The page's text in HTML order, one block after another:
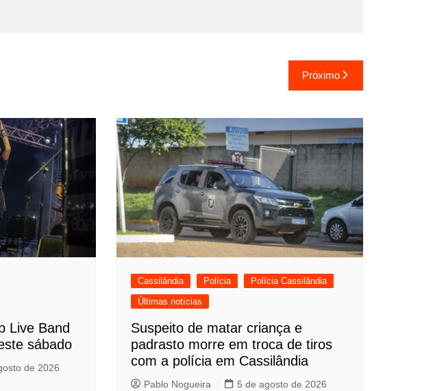
Próximo
Live Band
sábado
de 2026
Cassilândia Polícia
Polícia Cassilândia
Últimas notícias
Suspeito de matar criança e
padrasto morre em troca de tiros
com a polícia em Cassilândia
Pablo Nogueira
5 de agosto de 2026